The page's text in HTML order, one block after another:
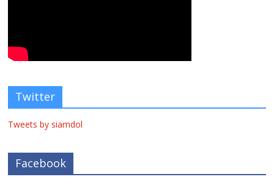
Twitter
Tweets by siamdol
Facebook